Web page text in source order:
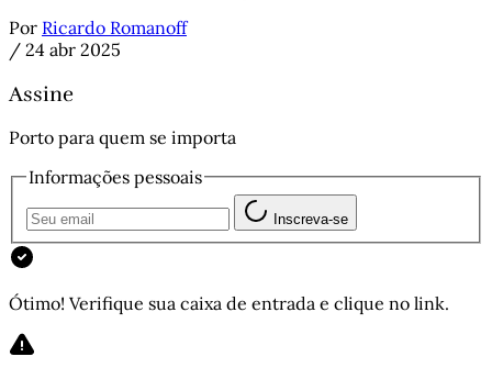
Por Ricardo Romanoff
/ 24 abr 2025
Assine
Porto para quem se importa
Informações pessoais
Inscreva-se
Ótimo! Verifique sua caixa de entrada e clique no link.